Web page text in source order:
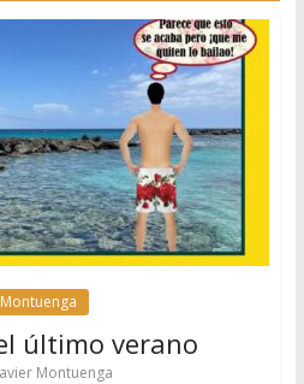
último verano
Montuenga